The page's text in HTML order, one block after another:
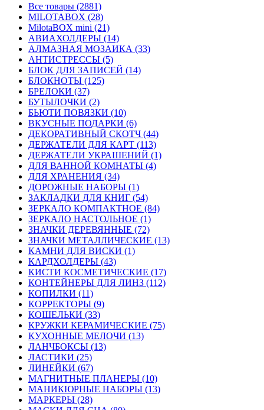
Все товары (2881)
MILOTABOX (28)
MilotaBOX mini (21)
АВИАХОЛДЕРЫ (14)
АЛМАЗНАЯ МОЗАИКА (33)
АНТИСТРЕССЫ (5)
БЛОК ДЛЯ ЗАПИСЕЙ (14)
БЛОКНОТЫ (125)
БРЕЛОКИ (37)
БУТЫЛОЧКИ (2)
БЬЮТИ ПОВЯЗКИ (10)
ВКУСНЫЕ ПОДАРКИ (6)
ДЕКОРАТИВНЫЙ СКОТЧ (44)
ДЕРЖАТЕЛИ ДЛЯ КАРТ (113)
ДЕРЖАТЕЛИ УКРАШЕНИЙ (1)
ДЛЯ ВАННОЙ КОМНАТЫ (4)
ДЛЯ ХРАНЕНИЯ (34)
ДОРОЖНЫЕ НАБОРЫ (1)
ЗАКЛАДКИ ДЛЯ КНИГ (54)
ЗЕРКАЛО КОМПАКТНОЕ (84)
ЗЕРКАЛО НАСТОЛЬНОЕ (1)
ЗНАЧКИ ДЕРЕВЯННЫЕ (72)
ЗНАЧКИ МЕТАЛЛИЧЕСКИЕ (13)
КАМНИ ДЛЯ ВИСКИ (1)
КАРДХОЛДЕРЫ (43)
КИСТИ КОСМЕТИЧЕСКИЕ (17)
КОНТЕЙНЕРЫ ДЛЯ ЛИНЗ (112)
КОПИЛКИ (11)
КОРРЕКТОРЫ (9)
КОШЕЛЬКИ (33)
КРУЖКИ КЕРАМИЧЕСКИЕ (75)
КУХОННЫЕ МЕЛОЧИ (13)
ЛАНЧБОКСЫ (13)
ЛАСТИКИ (25)
ЛИНЕЙКИ (67)
МАГНИТНЫЕ ПЛАНЕРЫ (10)
МАНИКЮРНЫЕ НАБОРЫ (13)
МАРКЕРЫ (28)